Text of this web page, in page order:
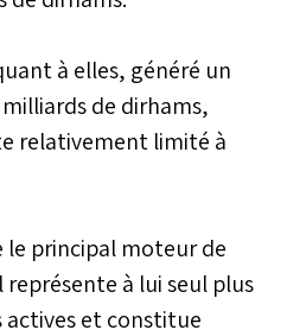
à elles, généré un
de dirhams,
relativement limité à
le principal moteur de
représente à lui seul plus
actives et constitue